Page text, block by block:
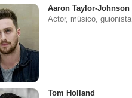
Aaron Taylor-Johnson
Actor, músico, guionista
Tom Holland